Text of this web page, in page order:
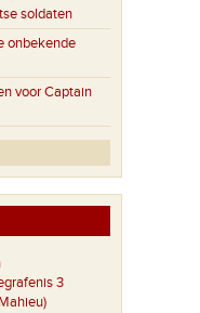
soldaten
onbekende
voor Captain
3